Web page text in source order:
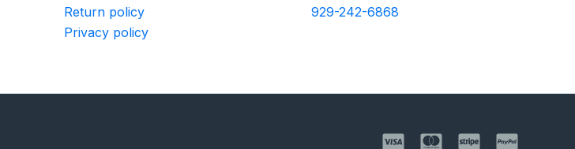
Return policy
Privacy policy
929-242-6868